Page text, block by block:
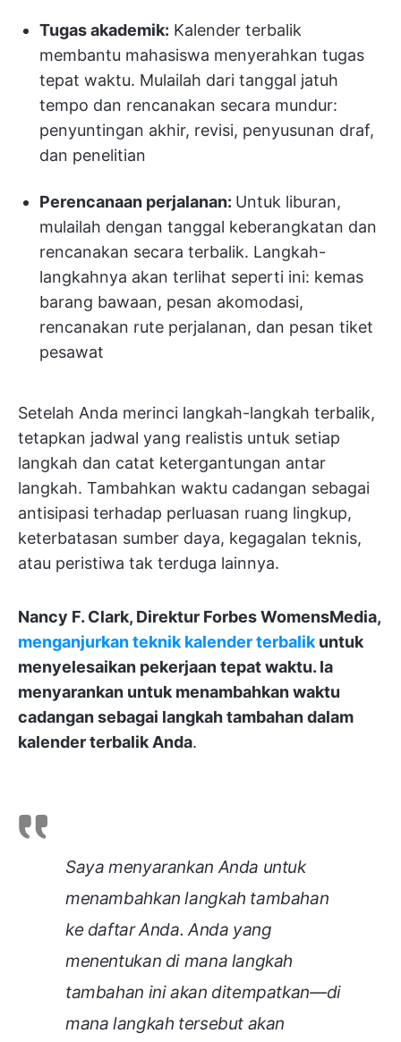
Tugas akademik: Kalender terbalik
membantu mahasiswa menyerahkan tugas
tepat waktu. Mulailah dari tanggal jatuh
tempo dan rencanakan secara mundur:
penyuntingan akhir, revisi, penyusunan draf,
dan penelitian
Perencanaan perjalanan: Untuk liburan,
mulailah dengan tanggal keberangkatan dan
rencanakan secara terbalik. Langkah-
langkahnya akan terlihat seperti ini: kemas
barang bawaan, pesan akomodasi,
rencanakan rute perjalanan, dan pesan tiket
pesawat
Setelah Anda merinci langkah-langkah terbalik,
tetapkan jadwal yang realistis untuk setiap
langkah dan catat ketergantungan antar
langkah. Tambahkan waktu cadangan sebagai
antisipasi terhadap perluasan ruang lingkup,
keterbatasan sumber daya, kegagalan teknis,
atau peristiwa tak terduga lainnya.
Nancy F. Clark, Direktur Forbes WomensMedia,
menganjurkan teknik kalender terbalik untuk
menyelesaikan pekerjaan tepat waktu. Ia
menyarankan untuk menambahkan waktu
cadangan sebagai langkah tambahan dalam
kalender terbalik Anda.
Saya menyarankan Anda untuk
menambahkan langkah tambahan
ke daftar Anda. Anda yang
menentukan di mana langkah
tambahan ini akan ditempatkan—di
mana langkah tersebut akan